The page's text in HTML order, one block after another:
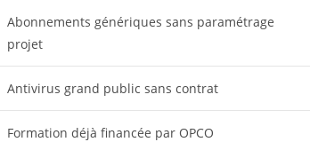
Abonnements génériques sans paramétrage
projet
Antivirus grand public sans contrat
Formation déjà financée par OPCO